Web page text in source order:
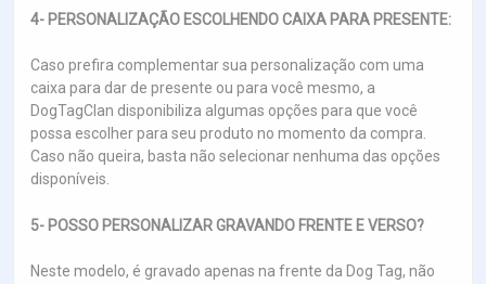
4- PERSONALIZAÇÃO ESCOLHENDO CAIXA PARA PRESENTE:
Caso prefira complementar sua personalização com uma
caixa para dar de presente ou para você mesmo, a
DogTagClan disponibiliza algumas opções para que você
possa escolher para seu produto no momento da compra.
Caso não queira, basta não selecionar nenhuma das opções
disponíveis.
5- POSSO PERSONALIZAR GRAVANDO FRENTE E VERSO?
Neste modelo, é gravado apenas na frente da Dog Tag, não